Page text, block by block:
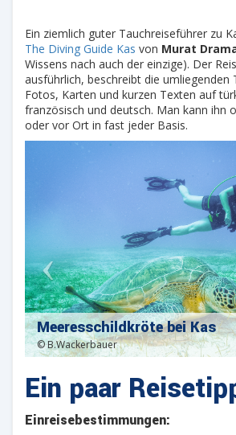
Ein ziemlich guter Tauchreiseführer zu
The Diving Guide Kas von Murat
Wissens nach auch der einzige). Der
ausführlich, beschreibt die umliegenden
Fotos, Karten und kurzen Texten auf
französisch und deutsch. Man kann ihn
oder vor Ort in fast jeder Basis.
Meeresschildkröte bei Kas
© B.Wackerbauer
Ein paar
Einreisebestimmungen: